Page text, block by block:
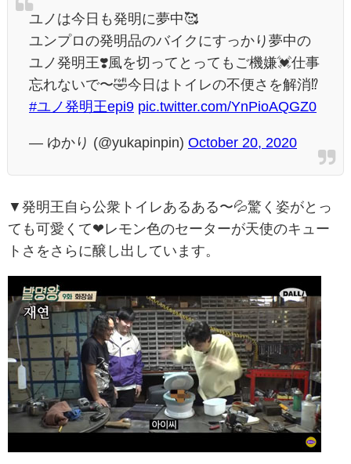
ユノは今日も発明に夢中🥰
ユンプロの発明品のバイクにすっかり夢中の
ユノ発明王❣️風を切ってとってもご機嫌💓仕事
忘れないで〜🤣今日はトイレの不便さを解消⁉️
#ユノ発明王epi9 pic.twitter.com/YnPioAQGZ0
— ゆかり (@yukapinpin) October 20, 2020
▼発明王自ら公衆トイレあるある〜💦驚く姿がとっ
ても可愛くて❤レモン色のセーターが天使のキュー
トさをさらに醸し出しています。